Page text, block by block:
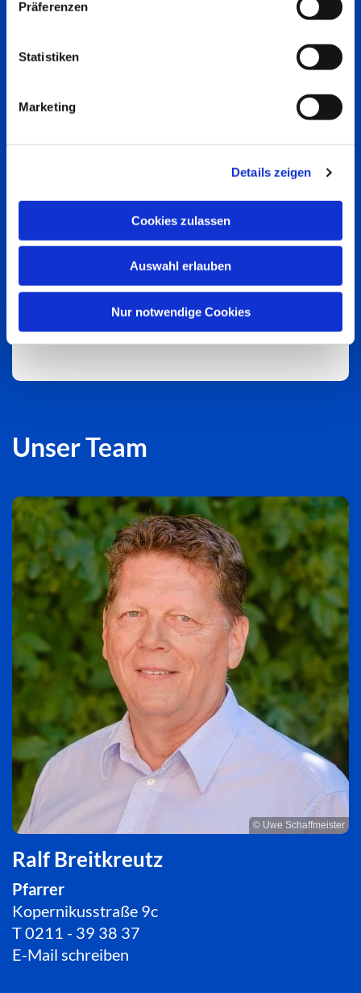
Präferenzen
Statistiken
Marketing
Details zeigen
Cookies zulassen
Auswahl erlauben
Nur notwendige Cookies
Unser Team
© Uwe Schaffmeister
Ralf Breitkreutz
Pfarrer
Kopernikusstraße 9c
T0211 - 39 38 37
E-Mail schreiben